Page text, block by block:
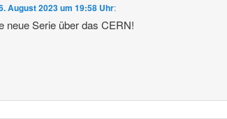
August 2023 um 19:58 Uhr:
neue Serie über das CERN!